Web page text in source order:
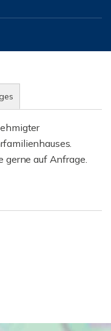
gerne auf Anfrage.